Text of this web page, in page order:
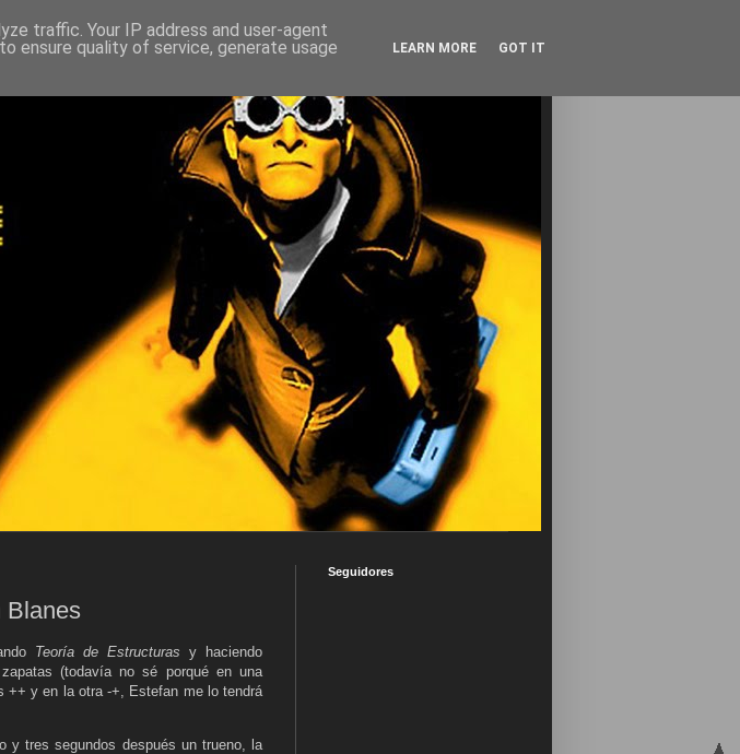
Blanes
Teoría de Estructuras y haciendo
(todavía no sé porqué en una
++ y en la otra -+, Estefan me lo tendrá
y tres segundos después un trueno, la
Seguidores
traffic. Your IP address and user-agent
ensure quality of service, generate usage
LEARN MORE GOT IT